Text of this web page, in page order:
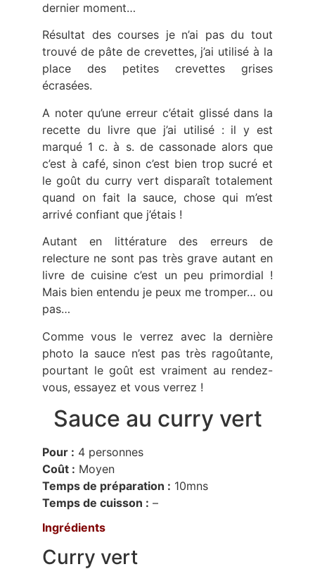
dernier moment…
Résultat des courses je n’ai pas du tout
trouvé de pâte de crevettes, j’ai utilisé à la
place des petites crevettes grises
écrasées.
A noter qu’une erreur c’était glissé dans la
recette du livre que j’ai utilisé : il y est
marqué 1 c. à s. de cassonade alors que
c’est à café, sinon c’est bien trop sucré et
le goût du curry vert disparaît totalement
quand on fait la sauce, chose qui m’est
arrivé confiant que j’étais !
Autant en littérature des erreurs de
relecture ne sont pas très grave autant en
livre de cuisine c’est un peu primordial !
Mais bien entendu je peux me tromper… ou
pas…
Comme vous le verrez avec la dernière
photo la sauce n’est pas très ragoûtante,
pourtant le goût est vraiment au rendez-
vous, essayez et vous verrez !
Sauce au curry vert
Pour : 4 personnes
Coût : Moyen
Temps de préparation : 10mns
Temps de cuisson : –
Ingrédients
Curry vert